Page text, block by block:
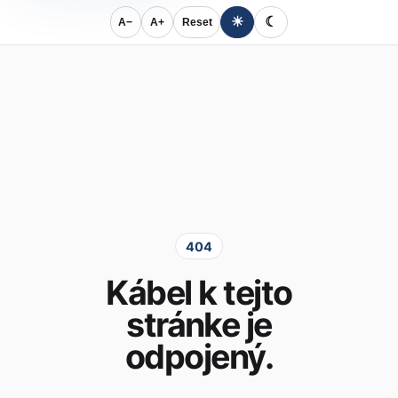
A− A+ Reset ☀ ☾
404
Kábel k tejto
stránke je
odpojený.